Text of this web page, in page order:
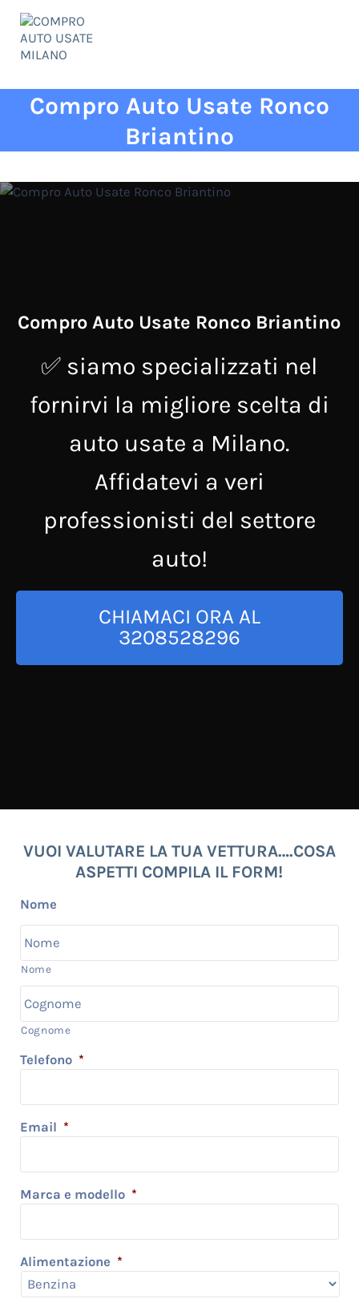
Passa al contenuto principale
Skip to header right navigation
Skip to site footer
Compro Auto Usate Ronco
Briantino
Compro Auto Usate Ronco Briantino
✅ siamo specializzati nel
fornirvi la migliore scelta di
auto usate a Milano.
Affidatevi a veri
professionisti del settore
auto!
CHIAMACI ORA AL
3208528296
VUOI VALUTARE LA TUA VETTURA….COSA
ASPETTI COMPILA IL FORM!
Nome
Nome
Cognome
Telefono *
Email *
Marca e modello *
Alimentazione *